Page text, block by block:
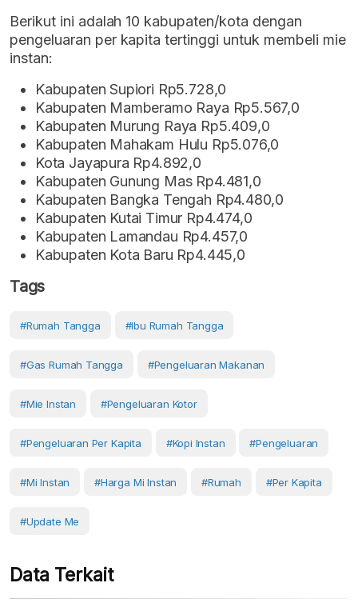
Berikut ini adalah 10 kabupaten/kota dengan
pengeluaran per kapita tertinggi untuk membeli mie
instan:
Kabupaten Supiori Rp5.728,0
Kabupaten Mamberamo Raya Rp5.567,0
Kabupaten Murung Raya Rp5.409,0
Kabupaten Mahakam Hulu Rp5.076,0
Kota Jayapura Rp4.892,0
Kabupaten Gunung Mas Rp4.481,0
Kabupaten Bangka Tengah Rp4.480,0
Kabupaten Kutai Timur Rp4.474,0
Kabupaten Lamandau Rp4.457,0
Kabupaten Kota Baru Rp4.445,0
Tags
#Rumah Tangga #ibu Rumah Tangga
#gas Rumah Tangga #pengeluaran Makanan
#Mie Instan #pengeluaran Kotor
#Pengeluaran Per Kapita #kopi Instan #pengeluaran
#Mi Instan #harga Mi Instan #Rumah #Per Kapita
#Update Me
Data Terkait